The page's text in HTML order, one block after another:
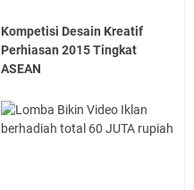
Kompetisi Desain Kreatif
Perhiasan 2015 Tingkat
ASEAN